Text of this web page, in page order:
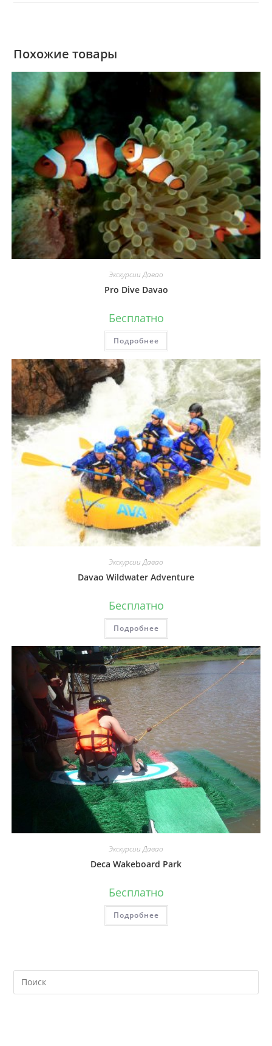
Похожие товары
Экскурсии Давао
Pro Dive Davao
Бесплатно
Подробнее
Экскурсии Давао
Davao Wildwater Adventure
Бесплатно
Подробнее
Экскурсии Давао
Deca Wakeboard Park
Бесплатно
Подробнее